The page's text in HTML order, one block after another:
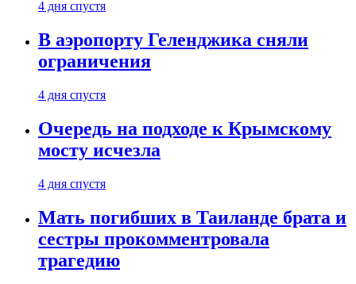
4 дня спустя
В аэропорту Геленджика сняли
ограничения
4 дня спустя
Очередь на подходе к Крымскому
мосту исчезла
4 дня спустя
Мать погибших в Таиланде брата и
сестры прокомментровала
трагедию